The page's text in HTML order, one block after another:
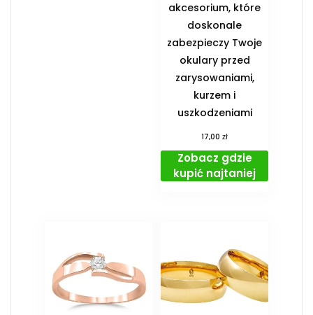
akcesorium, które
doskonale
zabezpieczy Twoje
okulary przed
zarysowaniami,
kurzem i
uszkodzeniami
17,00zł
Zobacz gdzie
kupić najtaniej